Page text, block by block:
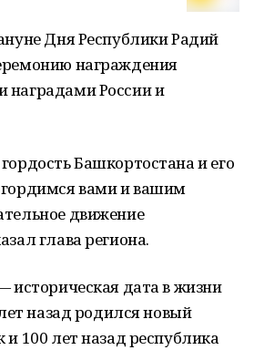
Дня Республики Радий
награждения
наградами России и
Башкортостана и его
вами и вашим
движение
глава региона.
историческая дата в жизни
назад родился новый
100 лет назад республика